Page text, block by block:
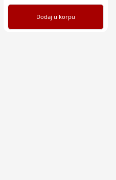
Dodaj u korpu